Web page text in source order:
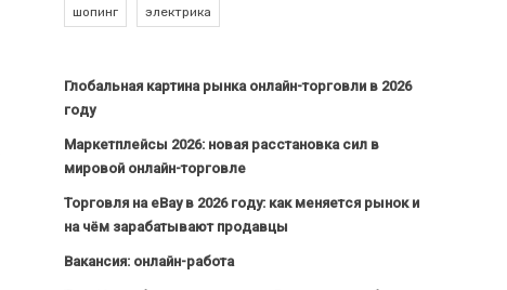
шопинг электрика
Глобальная картина рынка онлайн-торговли в 2026
году
Маркетплейсы 2026: новая расстановка сил в
мировой онлайн-торговле
Торговля на eBay в 2026 году: как меняется рынок и
на чём зарабатывают продавцы
Вакансия: онлайн-работа